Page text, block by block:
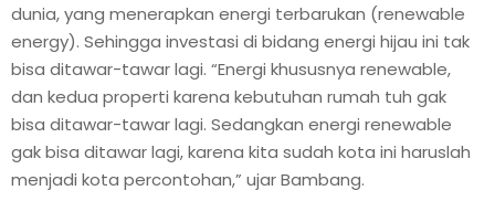
dunia, yang menerapkan energi terbarukan (renewable
energy). Sehingga investasi di bidang energi hijau ini tak
bisa ditawar-tawar lagi. “Energi khususnya renewable,
dan kedua properti karena kebutuhan rumah tuh gak
bisa ditawar-tawar lagi. Sedangkan energi renewable
gak bisa ditawar lagi, karena kita sudah kota ini haruslah
menjadi kota percontohan,” ujar Bambang.